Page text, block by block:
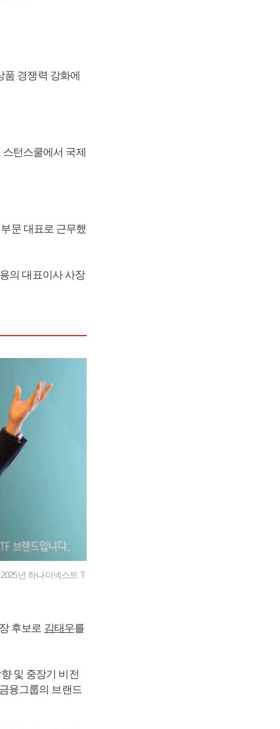
경쟁력 강화에
턴스쿨에서 국제
문 대표로 근무했
의 대표이사 사장
년 하나더넥스트 T
후보로 김태우를
및 중장기 비전
융그룹의 브랜드